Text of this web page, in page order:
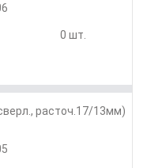
0 шт.
расточ.17/13мм)